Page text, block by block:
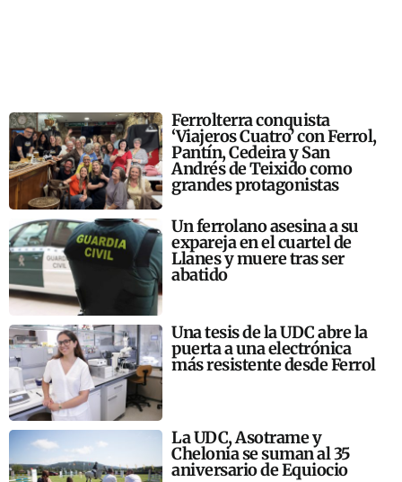
Ferrolterra conquista
‘Viajeros Cuatro’ con Ferrol,
Pantín, Cedeira y San
Andrés de Teixido como
grandes protagonistas
Un ferrolano asesina a su
expareja en el cuartel de
Llanes y muere tras ser
abatido
Una tesis de la UDC abre la
puerta a una electrónica
más resistente desde Ferrol
La UDC, Asotrame y
Chelonia se suman al 35
aniversario de Equiocio